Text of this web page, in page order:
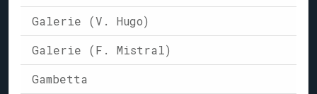
Galerie (V. Hugo)
Galerie (F. Mistral)
Gambetta